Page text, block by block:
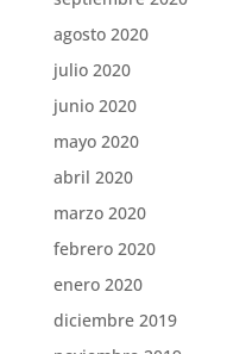
agosto 2020
julio 2020
junio 2020
mayo 2020
abril 2020
marzo 2020
febrero 2020
enero 2020
diciembre 2019